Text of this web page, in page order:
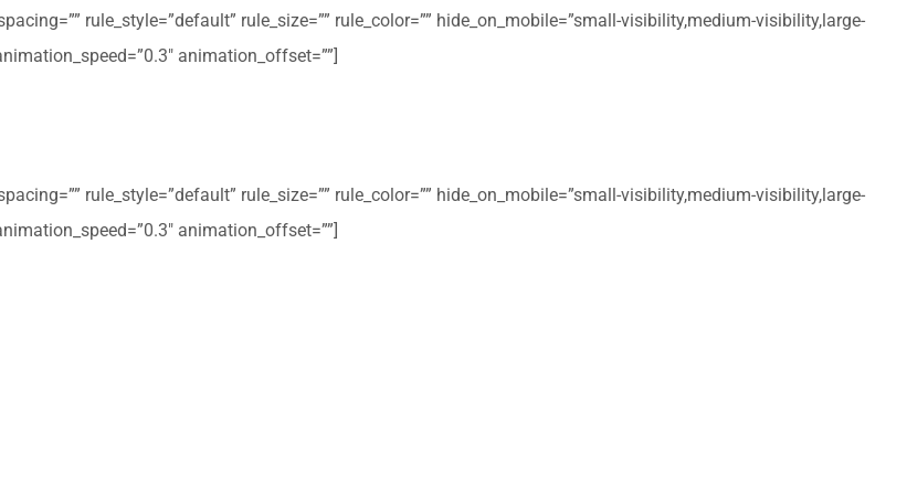
rule_style=”default” rule_size=”” rule_color=”” hide_on_mobile=”small-visibility,medium-visibility,large-
animation_offset=””]
rule_style=”default” rule_size=”” rule_color=”” hide_on_mobile=”small-visibility,medium-visibility,large-
animation_offset=””]